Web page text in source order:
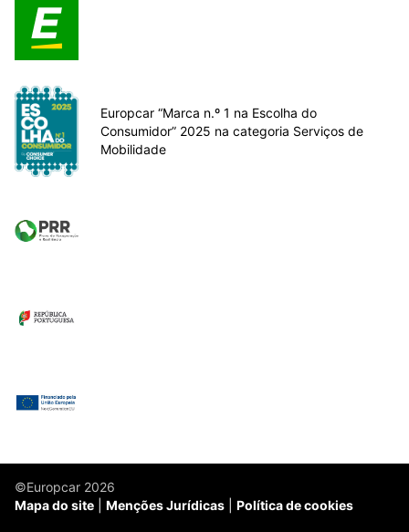
Europcar “Marca n.º 1 na Escolha do
Consumidor” 2025 na categoria Serviços de
Mobilidade
©Europcar 2026
Mapa do site
Menções Jurídicas Política de cookies